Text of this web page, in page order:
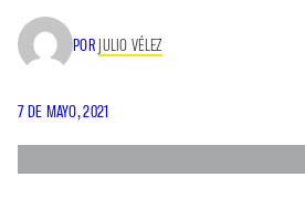
POR JULIO VÉLEZ
7 DE MAYO, 2021